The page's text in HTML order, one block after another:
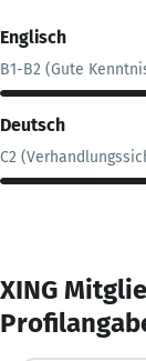
Englisch
B1-B2 (Gute
Deutsch
C2
XING